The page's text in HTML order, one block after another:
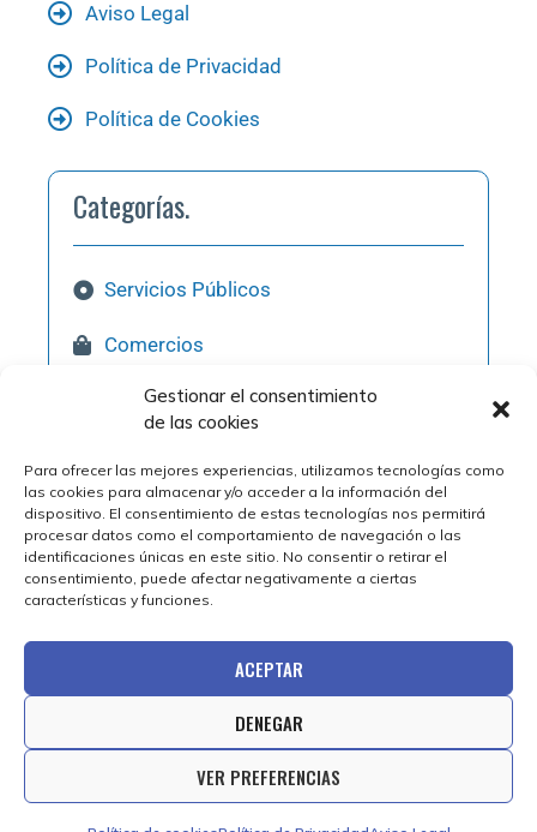
Gestionar el consentimiento
de las cookies
Para ofrecer las mejores experiencias, utilizamos tecnologías como
las cookies para almacenar y/o acceder a la información del
dispositivo. El consentimiento de estas tecnologías nos permitirá
procesar datos como el comportamiento de navegación o las
identificaciones únicas en este sitio. No consentir o retirar el
consentimiento, puede afectar negativamente a ciertas
características y funciones.
ACEPTAR
DENEGAR
VER PREFERENCIAS
Aviso Legal
Política de Privacidad
Política de Cookies
Categorías.
Servicios Públicos
Comercios
Hostelería
Qué Visitar
© 2025 Ayuntamiento de Épila | Diseño web por
Estudio Digital MC Clic.